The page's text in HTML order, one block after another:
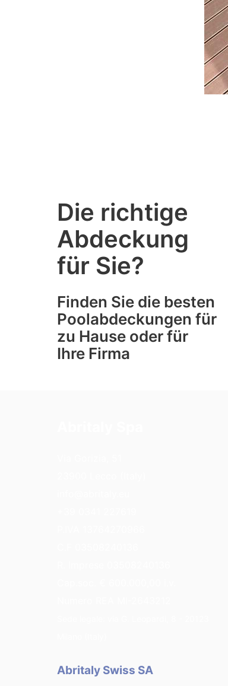
Die richtige
Abdeckung
für Sie?
Finden Sie die besten
Poolabdeckungen für
zu Hause oder für
Ihre Firma
Abritaly Swiss SA